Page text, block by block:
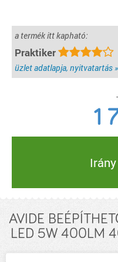
a termék itt kapható:
Praktiker
üzlet adatlapja, nyitvatartás »
1
AVIDE
LED 5W 400LM